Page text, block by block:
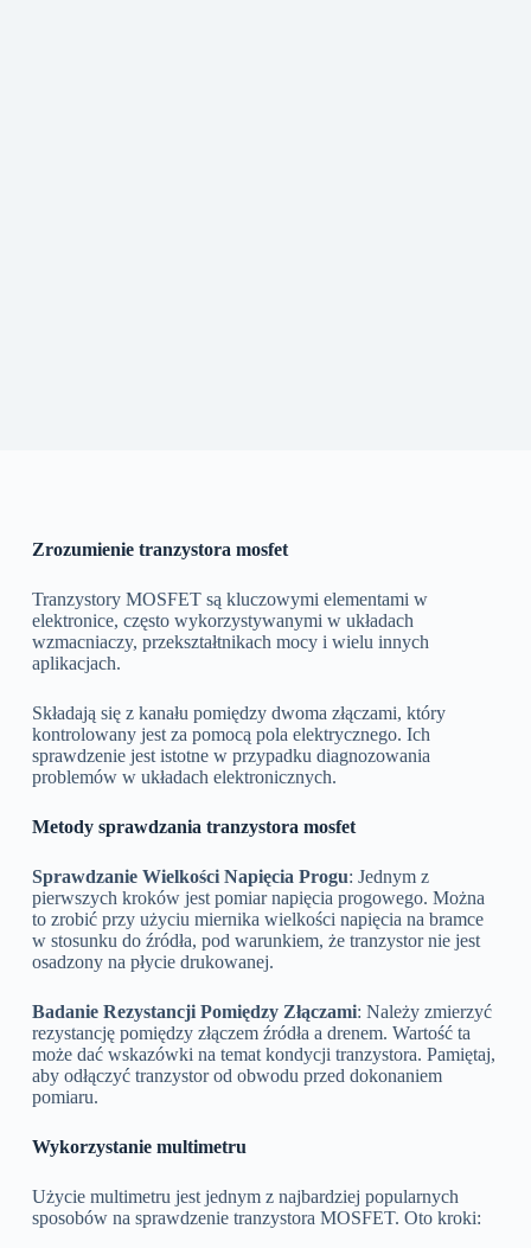
Zrozumienie tranzystora mosfet
Tranzystory MOSFET są kluczowymi elementami w
elektronice, często wykorzystywanymi w układach
wzmacniaczy, przekształtnikach mocy i wielu innych
aplikacjach.
Składają się z kanału pomiędzy dwoma złączami, który
kontrolowany jest za pomocą pola elektrycznego. Ich
sprawdzenie jest istotne w przypadku diagnozowania
problemów w układach elektronicznych.
Metody sprawdzania tranzystora mosfet
Sprawdzanie Wielkości Napięcia Progu: Jednym z
pierwszych kroków jest pomiar napięcia progowego. Można
to zrobić przy użyciu miernika wielkości napięcia na bramce
w stosunku do źródła, pod warunkiem, że tranzystor nie jest
osadzony na płycie drukowanej.
Badanie Rezystancji Pomiędzy Złączami: Należy zmierzyć
rezystancję pomiędzy złączem źródła a drenem. Wartość ta
może dać wskazówki na temat kondycji tranzystora. Pamiętaj,
aby odłączyć tranzystor od obwodu przed dokonaniem
pomiaru.
Wykorzystanie multimetru
Użycie multimetru jest jednym z najbardziej popularnych
sposobów na sprawdzenie tranzystora MOSFET. Oto kroki: